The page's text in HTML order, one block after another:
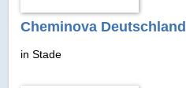
Cheminova
in Stade